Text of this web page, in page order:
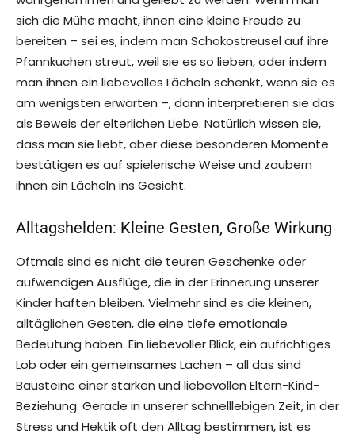
sich die Mühe macht, ihnen eine kleine Freude zu
bereiten – sei es, indem man Schokostreusel auf ihre
Pfannkuchen streut, weil sie es so lieben, oder indem
man ihnen ein liebevolles Lächeln schenkt, wenn sie es
am wenigsten erwarten –, dann interpretieren sie das
als Beweis der elterlichen Liebe. Natürlich wissen sie,
dass man sie liebt, aber diese besonderen Momente
bestätigen es auf spielerische Weise und zaubern
ihnen ein Lächeln ins Gesicht.
Alltagshelden: Kleine Gesten, Große Wirkung
Oftmals sind es nicht die teuren Geschenke oder
aufwendigen Ausflüge, die in der Erinnerung unserer
Kinder haften bleiben. Vielmehr sind es die kleinen,
alltäglichen Gesten, die eine tiefe emotionale
Bedeutung haben. Ein liebevoller Blick, ein aufrichtiges
Lob oder ein gemeinsames Lachen – all das sind
Bausteine einer starken und liebevollen Eltern-Kind-
Beziehung. Gerade in unserer schnelllebigen Zeit, in der
Stress und Hektik oft den Alltag bestimmen, ist es